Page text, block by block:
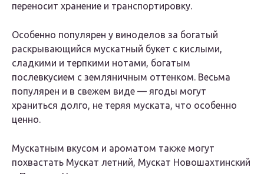
переносит хранение и транспортировку.
Особенно популярен у виноделов за богатый
раскрывающийся мускатный букет с кислыми,
сладкими и терпкими нотами, богатым
послевкусием с земляничным оттенком. Весьма
популярен и в свежем виде — ягоды могут
храниться долго, не теряя муската, что особенно
ценно.
Мускатным вкусом и ароматом также могут
похвастать Мускат летний, Мускат Новошахтинский